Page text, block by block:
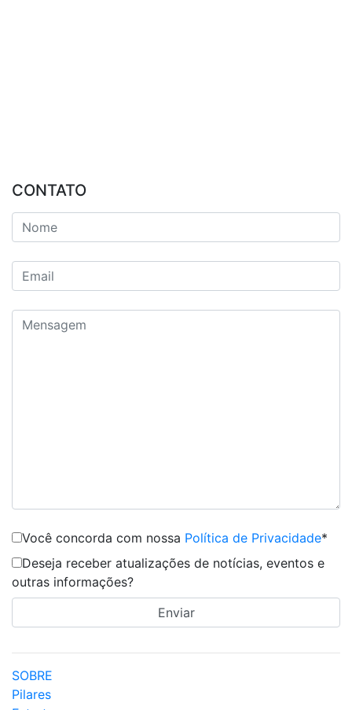
CONTATO
Você concorda com nossa Política de Privacidade*
Deseja receber atualizações de notícias, eventos e
outras informações?
SOBRE
Pilares